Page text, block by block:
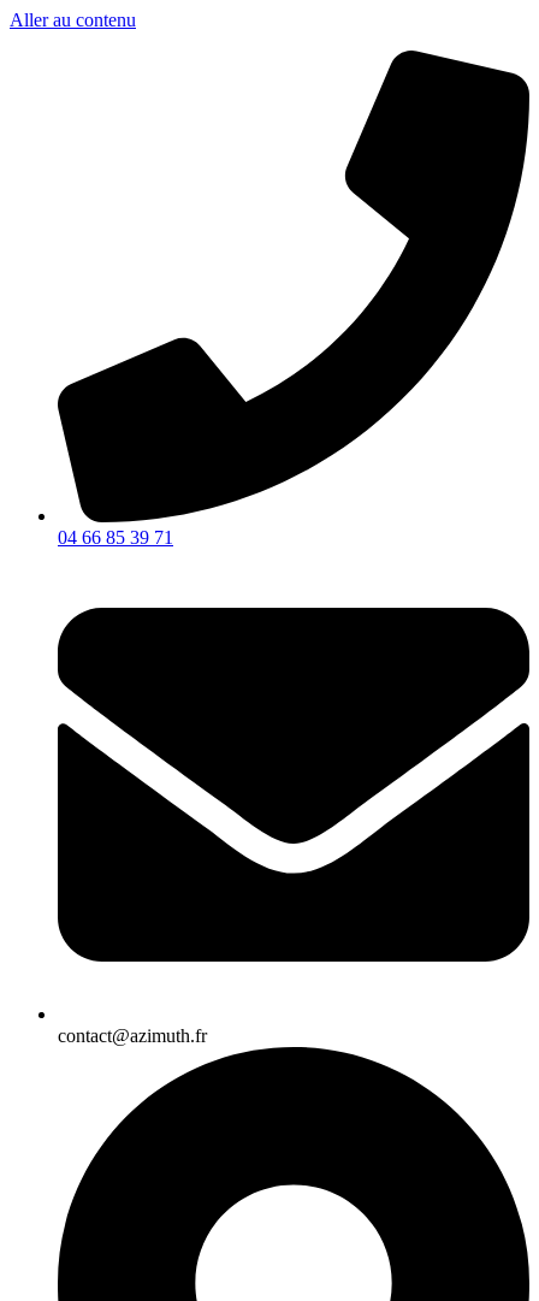
Aller au contenu
04 66 85 39 71
contact@azimuth.fr